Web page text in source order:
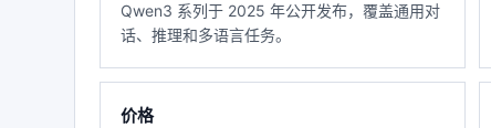
Qwen3 系列于 2025 年公开发布，覆盖通用对
话、推理和多语言任务。
价格